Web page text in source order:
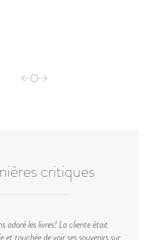
critiques
adoré les livres! La cliente était
et touchée de voir ses souvenirs sur